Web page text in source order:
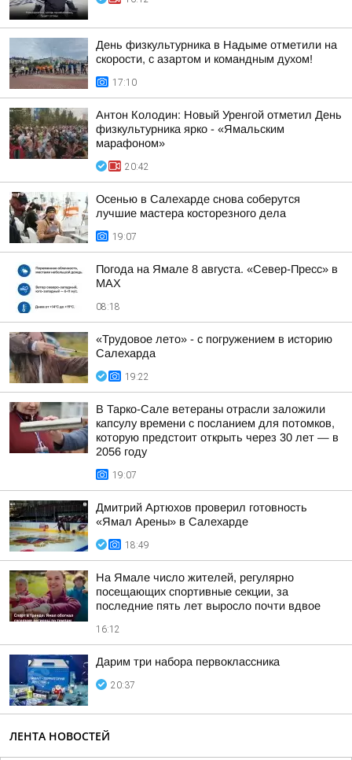
День физкультурника в Надыме отметили на
скорости, с азартом и командным духом!
17:10
Антон Колодин: Новый Уренгой отметил День
физкультурника ярко - «Ямальским
марафоном»
20:42
Осенью в Салехарде снова соберутся
лучшие мастера косторезного дела
19:07
Погода на Ямале 8 августа. «Север-Пресс» в
MAX
08:18
«Трудовое лето» - с погружением в историю
Салехарда
19:22
В Тарко-Сале ветераны отрасли заложили
капсулу времени с посланием для потомков,
которую предстоит открыть через 30 лет — в
2056 году
19:07
Дмитрий Артюхов проверил готовность
«Ямал Арены» в Салехарде
18:49
На Ямале число жителей, регулярно
посещающих спортивные секции, за
последние пять лет выросло почти вдвое
16:12
Дарим три набора первоклассника
20:37
ЛЕНТА НОВОСТЕЙ